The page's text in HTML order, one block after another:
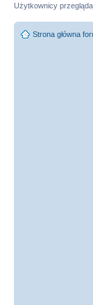
Użytkownicy
Strona główna